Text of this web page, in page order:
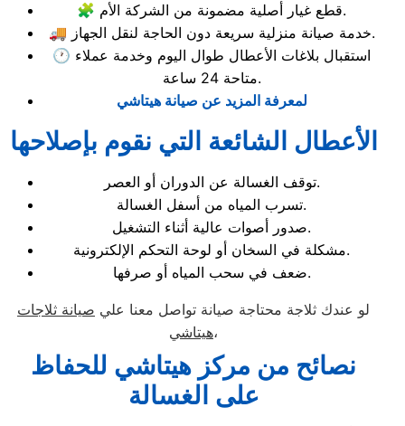
🧩 قطع غيار أصلية مضمونة من الشركة الأم.
🚚 خدمة صيانة منزلية سريعة دون الحاجة لنقل الجهاز.
🕐 استقبال بلاغات الأعطال طوال اليوم وخدمة عملاء
متاحة 24 ساعة.
لمعرفة المزيد عن صيانة هيتاشي
الأعطال الشائعة التي نقوم بإصلاحها
توقف الغسالة عن الدوران أو العصر.
تسرب المياه من أسفل الغسالة.
صدور أصوات عالية أثناء التشغيل.
مشكلة في السخان أو لوحة التحكم الإلكترونية.
ضعف في سحب المياه أو صرفها.
لو عندك ثلاجة محتاجة صيانة تواصل معنا علي صيانة ثلاجات
هيتاشي،
نصائح من مركز هيتاشي للحفاظ
على الغسالة